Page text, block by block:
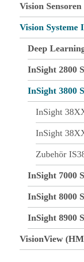
Vision Sensoren
Vision Systeme
Deep
InSight 2800
InSight 3800
InSight
InSight
Zubehör
InSight 7000
InSight 8000
InSight 8900
VisionView